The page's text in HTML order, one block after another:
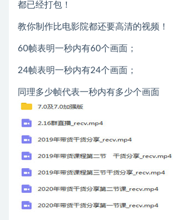
都已经打包！
教你制作比电影院都还要高清的视频！
60帧表明一秒内有60个画面；
24帧表明一秒内有24个画面；
同理多少帧代表一秒内有多少个画面